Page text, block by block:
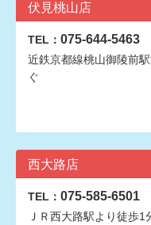
伏見桃山店
TEL： 075-644-5463
近鉄京都線桃山御陵前
ぐ
西大路店
TEL： 075-585-6501
ＪＲ西大路駅より徒歩1